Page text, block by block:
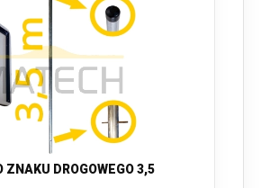
ZNAKU DROGOWEGO 3,5